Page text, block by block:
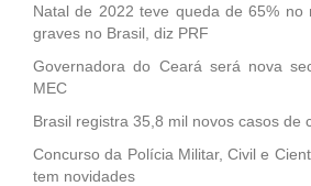
Natal de 2022 teve queda de 65% no
graves no Brasil, diz PRF
Governadora do Ceará será nova
MEC
Brasil registra 35,8 mil novos casos de
Concurso da Polícia Militar, Civil e
tem novidades